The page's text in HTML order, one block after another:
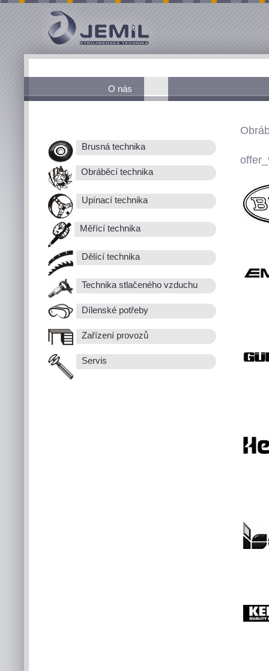
O nás
Brusná technika
Obráběcí technika
Upínací technika
Měřící technika
Dělící technika
Technika stlačeného vzduchu
Dílenské potřeby
Zařízení provozů
Servis